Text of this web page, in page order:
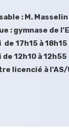
: M. Masselin
: gymnase de
17h15 à 18h15
12h10 à 12h55
licencié à l'AS/